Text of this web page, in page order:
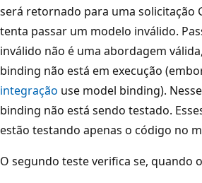
será retornado para uma solicitação
tenta passar um modelo inválido.
inválido não é uma abordagem
binding não está em execução
integração use model binding).
binding não está sendo testado.
estão testando apenas o código no
O segundo teste verifica se, quando o